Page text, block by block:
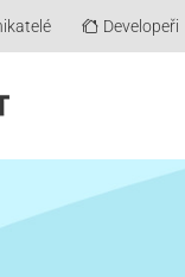
Developeři